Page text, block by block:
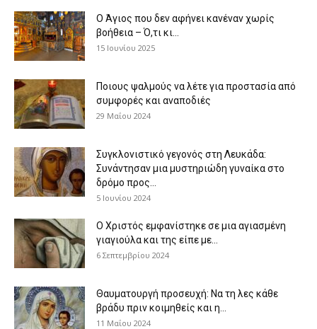
Ο Άγιος που δεν αφήνει κανέναν χωρίς
βοήθεια – Ό,τι κι...
15 Ιουνίου 2025
Ποιους ψαλμούς να λέτε για προστασία από
συμφορές και αναποδιές
29 Μαΐου 2024
Συγκλονιστικό γεγονός στη Λευκάδα:
Συνάντησαν μια μυστηριώδη γυναίκα στο
δρόμο προς...
5 Ιουνίου 2024
Ο Χριστός εμφανίστηκε σε μια αγιασμένη
γιαγιούλα και της είπε με...
6 Σεπτεμβρίου 2024
Θαυματουργή προσευχή: Να τη λες κάθε
βράδυ πριν κοιμηθείς και η...
11 Μαΐου 2024